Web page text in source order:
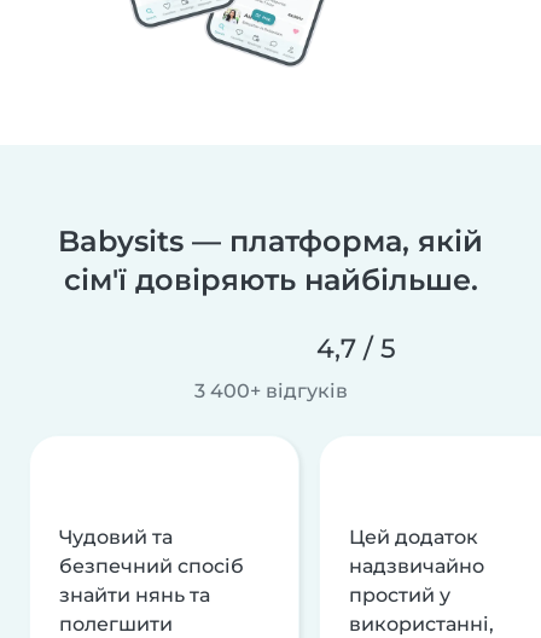
Babysits — платформа, якій
сім'ї довіряють найбільше.
4,7 / 5
3 400+ відгуків
Чудовий та
безпечний спосіб
знайти нянь та
полегшити
Цей додаток
надзвичайно
простий у
використанні,